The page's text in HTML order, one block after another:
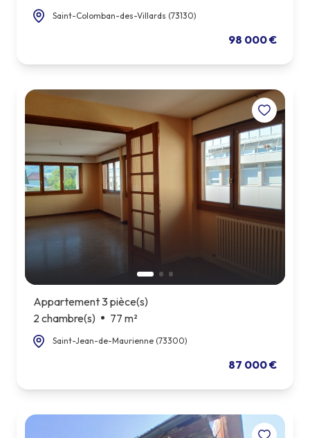
Saint-Colomban-des-Villards (73130)
98 000 €
Appartement 3 pièce(s)
2 chambre(s)
77 m²
Saint-Jean-de-Maurienne (73300)
87 000 €